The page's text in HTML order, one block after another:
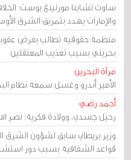
ساوث تشاينا مورنينغ بوست:
والإمارات يهدد بتمزيق الشرق
منظمة حقوقية تطالب بفرض
بحريني بسبب تعذيب المعتقلين
مرآة البحرين
الأمير أندرو وغسل سمعة نظام
أحمد رضي
رحيل جسدي، وولادة فكرية: نصر
وزير بريطاني سابق لشؤون
قواعد الشفافية بسبب دور